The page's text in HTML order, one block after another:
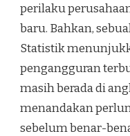
perilaku
baru. Bahkan,
Statistik
pengangguran
masih berada di
menandakan
sebelum benar-